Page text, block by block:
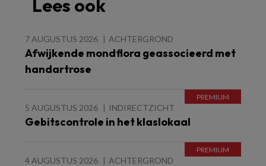
Lees ook
7 AUGUSTUS 2026 ACHTERGROND
Afwijkende mondflora geassocieerd met
handartrose
5 AUGUSTUS 2026 INDIRECTZICHT
Gebitscontrole in het klaslokaal
4 AUGUSTUS 2026 ACHTERGROND